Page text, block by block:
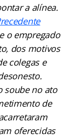
a alínea.
o empregado
dos motivos
colegas e
soube no ato
de
oferecidas